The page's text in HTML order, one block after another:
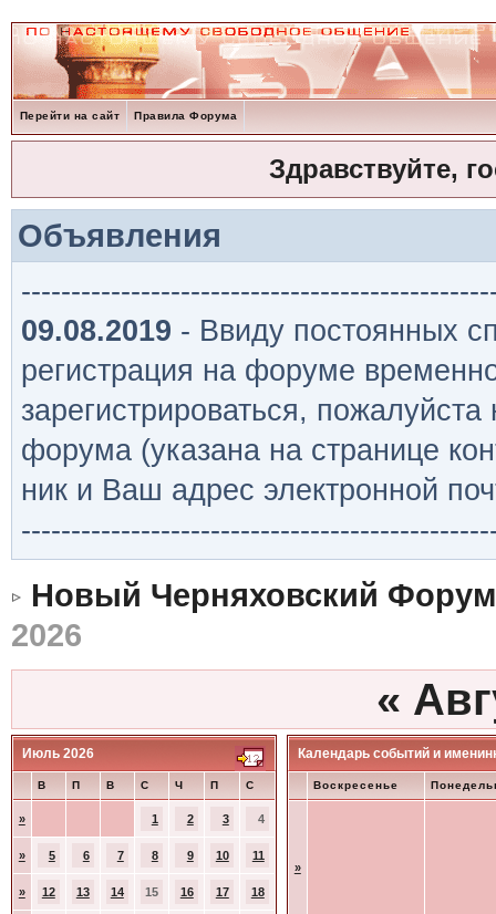
Перейти на сайт Правила Форума
Здравствуйте,
Объявления
09.08.2019 - Ввиду постоянных
регистрация на форуме
зарегистрироваться,
форума (указана на странице
ник и Ваш адрес электронной
Новый Черняховский Форум
2026
«
Июль 2026
В П В С Ч П С
» 1 2 3 4
» 5 6 7 8 9 10 11
» 12 13 14 15 16 17 18
Календарь событий и
Воскресенье
»